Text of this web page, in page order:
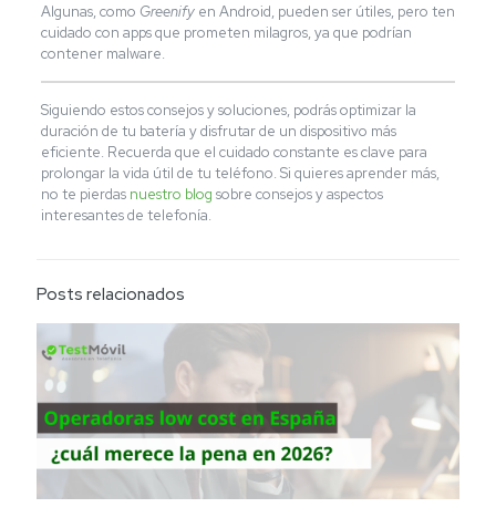
Algunas, como Greenifyen Android, pueden ser útiles, pero ten
cuidado con apps que prometen milagros, ya que podrían
contener malware.
Siguiendo estos consejos y soluciones, podrás optimizar la
duración de tu batería y disfrutar de un dispositivo más
eficiente. Recuerda que el cuidado constante es clave para
prolongar la vida útil de tu teléfono. Si quieres aprender más,
no te pierdas nuestro blog sobre consejos y aspectos
interesantes de telefonía.
Posts relacionados